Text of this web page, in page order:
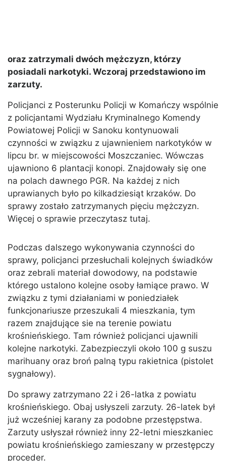
oraz zatrzymali dwóch mężczyzn, którzy
posiadali narkotyki. Wczoraj przedstawiono im
zarzuty.
Policjanci z Posterunku Policji w Komańczy wspólnie
z policjantami Wydziału Kryminalnego Komendy
Powiatowej Policji w Sanoku kontynuowali
czynności w związku z ujawnieniem narkotyków w
lipcu br. w miejscowości Moszczaniec. Wówczas
ujawniono 6 plantacji konopi. Znajdowały się one
na polach dawnego PGR. Na każdej z nich
uprawianych było po kilkadziesiąt krzaków. Do
sprawy zostało zatrzymanych pięciu mężczyzn.
Więcej o sprawie przeczytasz tutaj.
Podczas dalszego wykonywania czynności do
sprawy, policjanci przesłuchali kolejnych świadków
oraz zebrali materiał dowodowy, na podstawie
którego ustalono kolejne osoby łamiące prawo. W
związku z tymi działaniami w poniedziałek
funkcjonariusze przeszukali 4 mieszkania, tym
razem znajdujące sie na terenie powiatu
krośnieńskiego. Tam również policjanci ujawnili
kolejne narkotyki. Zabezpieczyli około 100 g suszu
marihuany oraz broń palną typu rakietnica (pistolet
sygnałowy).
Do sprawy zatrzymano 22 i 26-latka z powiatu
krośnieńskiego. Obaj usłyszeli zarzuty. 26-latek był
już wcześniej karany za podobne przestępstwa.
Zarzuty usłyszał również inny 22-letni mieszkaniec
powiatu krośnieńskiego zamieszany w przestępczy
proceder.